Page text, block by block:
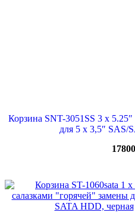
Корзина SNT-3051SS 3 x
для 5 х 3,5″ SAS/